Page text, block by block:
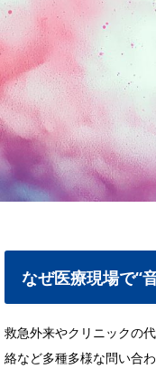
なぜ医療現場で“
救急外来やクリニックの
絡など多種多様な問い合